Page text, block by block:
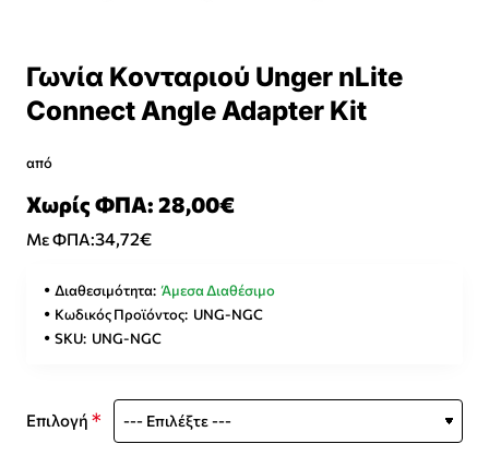
Γωνία Κονταριού Unger nLite
Connect Angle Adapter Kit
από
Με ΦΠΑ:34,72€
Χωρίς ΦΠΑ: 28,00€
Διαθεσιμότητα: Άμεσα Διαθέσιμο
Κωδικός Προϊόντος: UNG-NGC
SKU: UNG-NGC
Επιλογή